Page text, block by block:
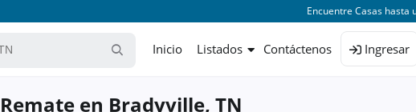
Encuentre Casas hasta
Inicio Listados Contáctenos Ingresar
en Bradyville, TN